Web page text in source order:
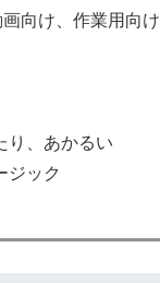
向け、作業用向け
り、あかるい
ジック